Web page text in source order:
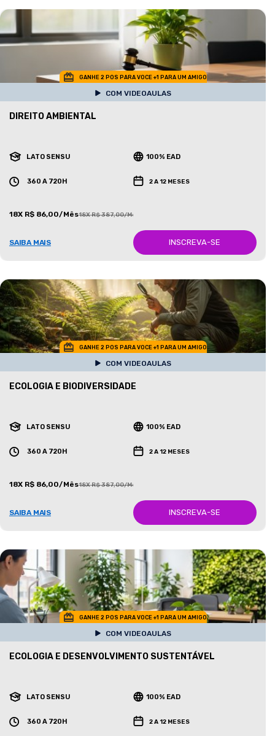
GANHE 2 POS PARA VOCE +1 PARA UM AMIGO
COM VIDEOAULAS
DIREITO AMBIENTAL
LATO SENSU 100% EAD
360 A 720H 2 A 12 MESES
18X R$ 86,00/Mês18X R$ 387,00/Mês
SAIBA MAIS INSCREVA-SE
GANHE 2 POS PARA VOCE +1 PARA UM AMIGO
COM VIDEOAULAS
ECOLOGIA E BIODIVERSIDADE
LATO SENSU 100% EAD
360 A 720H 2 A 12 MESES
18X R$ 86,00/Mês18X R$ 387,00/Mês
SAIBA MAIS INSCREVA-SE
GANHE 2 POS PARA VOCE +1 PARA UM AMIGO
COM VIDEOAULAS
ECOLOGIA E DESENVOLVIMENTO SUSTENTÁVEL
LATO SENSU 100% EAD
360 A 720H 2 A 12 MESES